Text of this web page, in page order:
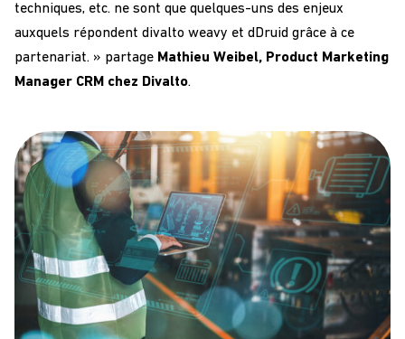
techniques, etc. ne sont que quelques-uns des enjeux
auxquels répondent divalto weavy et dDruid grâce à ce
partenariat. » partage Mathieu Weibel, Product Marketing
Manager CRM chez Divalto.